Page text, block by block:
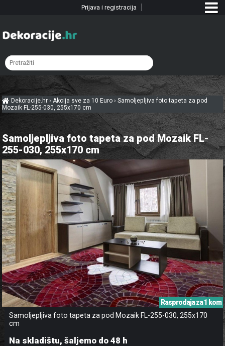
Dekoracije.hr›Akcija sve za 10 Euro ›Samoljepljiva foto tapeta za pod
Mozaik FL-255-030, 255x170 cm
Samoljepljiva foto tapeta za pod Mozaik FL-
255-030, 255x170 cm
Samoljepljiva foto tapeta za pod Mozaik FL-255-030, 255x170
cm
Rasprodaja za 1 kom
Na skladištu, šaljemo do 48 h
Prijava i registracija